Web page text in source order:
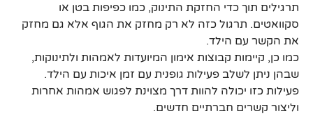
תרגילים תוך כדי החזקת התינוק, כמו כפיפות בטן או
סקוואטים. תרגול כזה לא רק מחזק את הגוף אלא גם מחזק
את הקשר עם הילד.
כמו כן, קיימות קבוצות אימון המיועדות לאמהות ולתינוקות,
שבהן ניתן לשלב פעילות גופנית עם זמן איכות עם הילד.
פעילות כזו יכולה להוות דרך מצוינת לפגוש אמהות אחרות
וליצור קשרים חברתיים חדשים.